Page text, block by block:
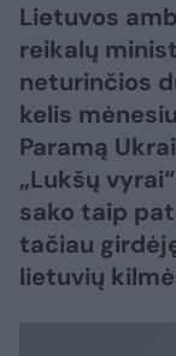
Lietuvos
reikalų
neturinčios
kelis
Paramą
„Lukšų
sako taip
tačiau
lietuvių